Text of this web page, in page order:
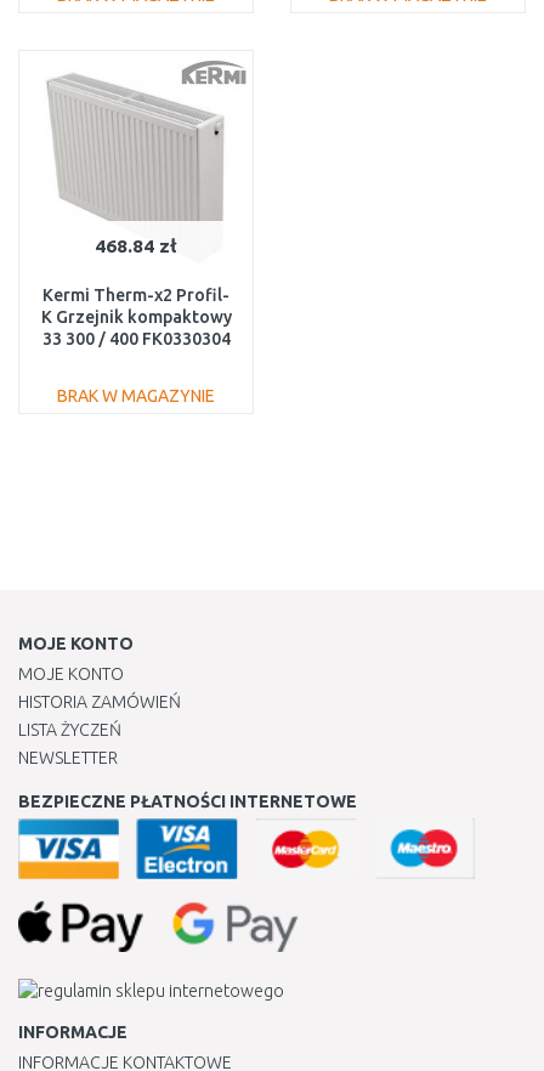
Do porównania
468.84 zł
Kermi Therm-x2 Profil-
K Grzejnik kompaktowy
33 300 / 400 FK0330304
BRAK W MAGAZYNIE
MOJE KONTO
MOJE KONTO
HISTORIA ZAMÓWIEŃ
LISTA ŻYCZEŃ
NEWSLETTER
BEZPIECZNE PŁATNOŚCI INTERNETOWE
INFORMACJE
INFORMACJE KONTAKTOWE